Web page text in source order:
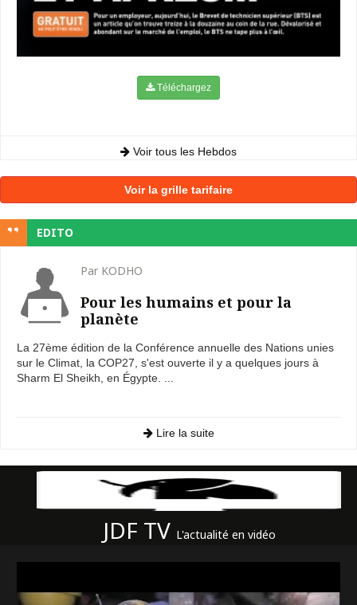
Téléchargez
Voir tous les Hebdos
Voir la grille tarifaire
EDITO
Par KODHO
Pour les humains et pour la
planète
La 27ème édition de la Conférence annuelle des Nations unies
sur le Climat, la COP27, s'est ouverte il y a quelques jours à
Sharm El Sheikh, en Égypte. ...
Lire la suite
JDF TV L'actualité en vidéo